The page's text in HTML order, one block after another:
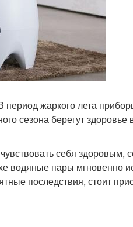
период жаркого лета
сезона берегут здоровье
себя здоровым,
водяные пары мгновенно
последствия, стоит